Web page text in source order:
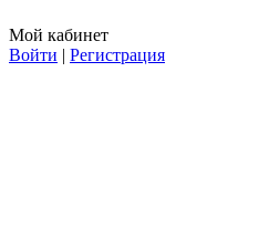
Мой кабинет
Войти | Регистрация